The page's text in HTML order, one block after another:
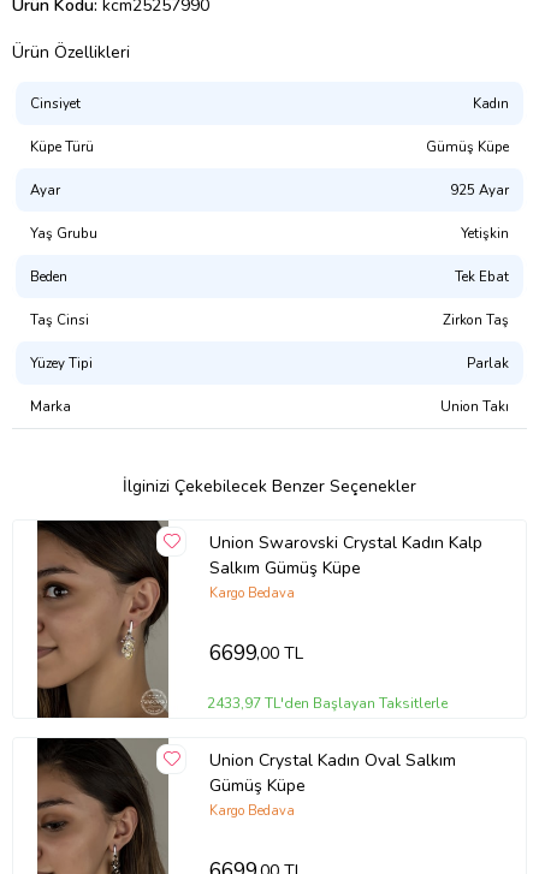
Ürün Kodu: kcm25257990
Ürün Özellikleri
Cinsiyet Kadın
Küpe Türü Gümüş Küpe
Ayar 925 Ayar
Yaş Grubu Yetişkin
Beden Tek Ebat
Taş Cinsi Zirkon Taş
Yüzey Tipi Parlak
Marka Union Takı
İlginizi Çekebilecek Benzer Seçenekler
Union Swarovski Crystal Kadın Kalp
Salkım Gümüş Küpe
Kargo Bedava
6699,00 TL
2433,97 TL'den Başlayan Taksitlerle
Union Crystal Kadın Oval Salkım
Gümüş Küpe
Kargo Bedava